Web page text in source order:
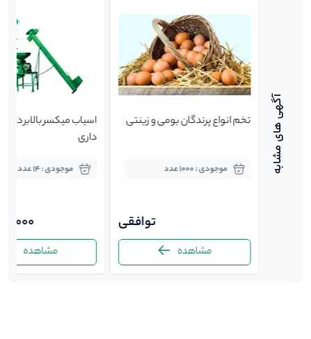
گرد تخم انواع پرندگان بومی و زینتی
موجودی : 1000 عدد
توافقی
مشاهده
اسیاب میکسر بالابر
داری
موجودی : 14 عدد
مشاهده